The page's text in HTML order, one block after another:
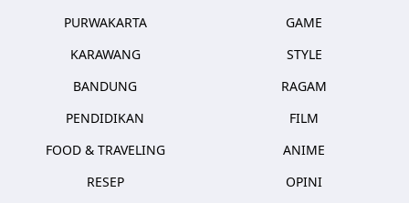
PURWAKARTA
KARAWANG
BANDUNG
PENDIDIKAN
FOOD & TRAVELING
RESEP
GAME
STYLE
RAGAM
FILM
ANIME
OPINI